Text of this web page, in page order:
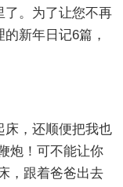
了。为了让您不再
新年日记6篇，
床，还顺便把我也
炮！可不能让你
，跟着爸爸出去